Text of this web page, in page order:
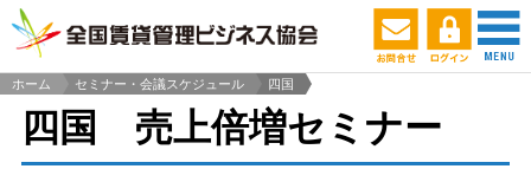
ホーム
セミナー・会議スケジュール
四国
四国 売上倍増セミナー